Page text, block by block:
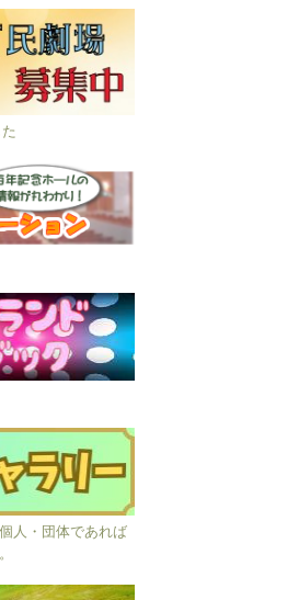
人・団体であれば